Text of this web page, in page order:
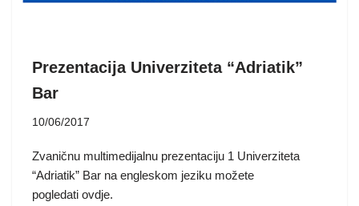
Prezentacija Univerziteta “Adriatik”
Bar
10/06/2017
Zvaničnu multimedijalnu prezentaciju 1 Univerziteta
“Adriatik” Bar na engleskom jeziku možete
pogledati ovdje.